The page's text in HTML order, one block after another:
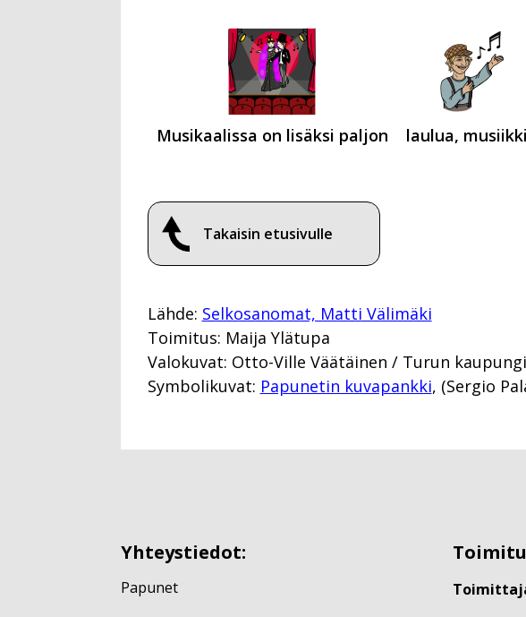
Musikaalissa on lisäksi paljon laulua,
Takaisin etusivulle
Lähde: Selkosanomat, Matti Välimäki
Toimitus: Maija Ylätupa
Valokuvat: Otto-Ville Väätäinen / Turun
Symbolikuvat: Papunetin kuvapankki, (Sergio
Yhteystiedot:
Papunet